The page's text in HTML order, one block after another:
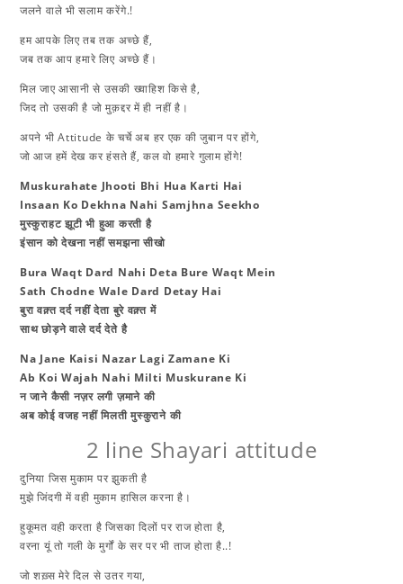
जलने वाले भी सलाम करेंगे.!
हम आपके लिए तब तक अच्छे हैं,
जब तक आप हमारे लिए अच्छे हैं।
मिल जाए आसानी से उसकी ख्वाहिश किसे है,
जिद तो उसकी है जो मुक़द्दर में ही नहीं है।
अपने भी Attitude के चर्चे अब हर एक की जुबान पर होंगे,
जो आज हमें देख कर हंसते हैं, कल वो हमारे गुलाम होंगे!
Muskurahate Jhooti Bhi Hua Karti Hai
Insaan Ko Dekhna Nahi Samjhna Seekho
​मुस्कुराहट झूटी भी हुआ करती है
इंसान को देखना नहीं समझना सीखो
Bura Waqt Dard Nahi Deta Bure Waqt Mein
Sath Chodne Wale Dard Detay Hai
​बुरा वक़्त दर्द नहीं देता बुरे वक़्त में
साथ छोड़ने वाले दर्द देते है
Na Jane Kaisi Nazar Lagi Zamane Ki
Ab Koi Wajah Nahi Milti Muskurane Ki
न जाने कैसी नज़र लगी ज़माने की
अब कोई वजह नहीं मिलती मुस्कुराने की
2 line Shayari attitude
दुनिया जिस मुकाम पर झुकती है
मुझे जिंदगी में वही मुकाम हासिल करना है।
हुकूमत वही करता है जिसका दिलों पर राज होता है,
वरना यूं तो गली के मुर्गों के सर पर भी ताज होता है..!
जो शख़्स मेरे दिल से उतर गया,